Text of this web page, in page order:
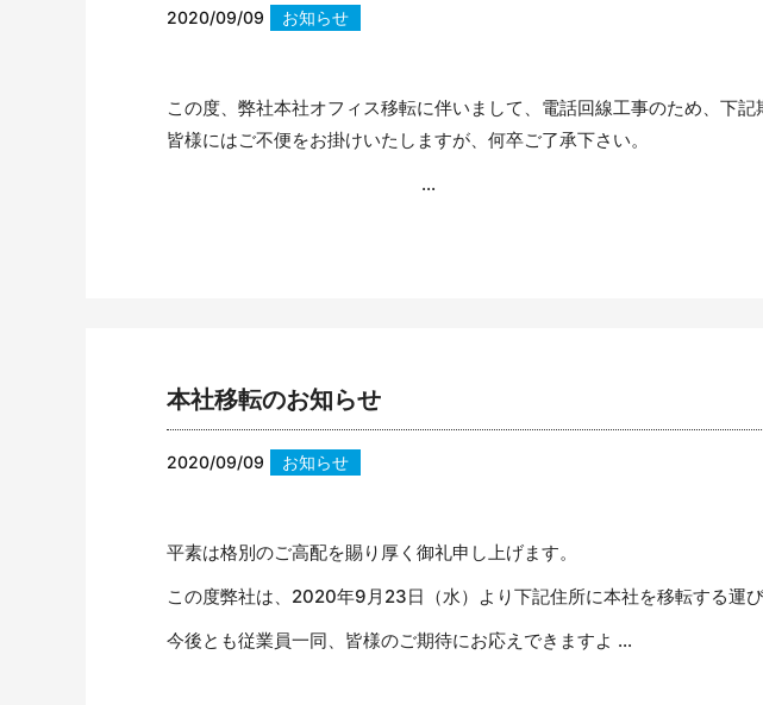
2020/09/09 お知らせ
この度、弊社本社オフィス移転に伴いまして、電話回線工事のため、下
皆様にはご不便をお掛けいたしますが、何卒ご了承下さい。
...
本社移転のお知らせ
2020/09/09 お知らせ
平素は格別のご高配を賜り厚く御礼申し上げます。
この度弊社は、2020年9月23日（水）より下記住所に本社を移転する運
今後とも従業員一同、皆様のご期待にお応えできますよ ...